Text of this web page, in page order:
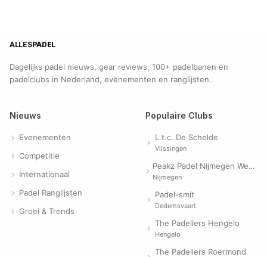
ALLESPADEL
Dagelijks padel nieuws, gear reviews, 100+ padelbanen en
padelclubs in Nederland, evenementen en ranglijsten.
Nieuws
Evenementen
Competitie
Internationaal
Padel Ranglijsten
Groei & Trends
Populaire Clubs
L.t.c. De Schelde
Vlissingen
Peakz Padel Nijmegen Westerpark | Padelclub
Nijmegen
Padel-smit
Dedemsvaart
The Padellers Hengelo
Hengelo
The Padellers Roermond